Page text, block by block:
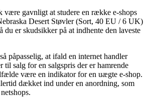
gavnligt at studere en række e-shops
Desert Støvler (Sort, 40 EU / 6 UK)
du er skudsikker på at indhente den laveste
påpasselig, at ifald en internet handler
til salg for en salgspris der er hamrende
være en indikator for en uægte e-shop.
dækket ind under en anordning, som